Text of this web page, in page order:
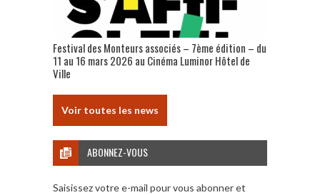
Festival des Monteurs associés – 7ème édition – du
11 au 16 mars 2026 au Cinéma Luminor Hôtel de
Ville
Voir toutes les news
ABONNEZ-VOUS
Saisissez votre e-mail pour vous abonner et